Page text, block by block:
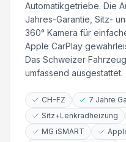
Automatikgetriebe. Die
Jahres-Garantie, Sitz-
360° Kamera für
Apple CarPlay
Das Schweizer
umfassend ausgestattet.
CH-FZ 7 Jahre
Sitz+Lenkradheizung
MG iSMART